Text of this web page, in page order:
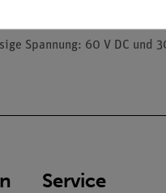
Spannung: 60 V DC und
Service